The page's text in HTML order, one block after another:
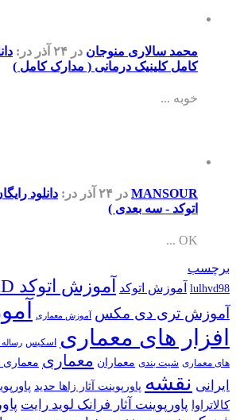
محمد سالاری منوجان در ۲۴ آذر در:
کامل کلینیک درمانی ( مدارک کامل )
خوبه ...
MANSOUR در ۲۴ آذر در: دانلود
اتوکد - سه بعدی )
OK ...
برچسب
lulhvd98 آموزش اتوکد آموزش اتوکد Auto CAD
آموزش تری دی مکس آموزش معماری
افزار های معماری اسکیس
های معماری شیت بندی معماران معماری معماری
ایرانی نقشه پاورپوینت آثار زاها حدید
کالاتراوا پاورپوینت آثار فرانک لوید رایت